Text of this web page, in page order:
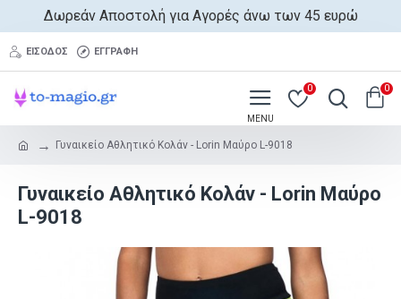
Δωρεάν Αποστολή για Αγορές άνω των 45 ευρώ
ΕΊΣΟΔΟΣ ΕΓΓΡΑΦΉ
0 0
Γυναικείο Αθλητικό Κολάν - Lorin Μαύρο L-9018
Γυναικείο Αθλητικό Κολάν - Lorin Μαύρο
L-9018